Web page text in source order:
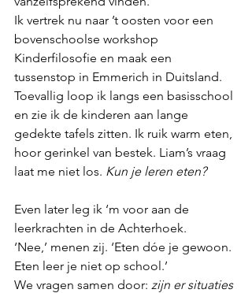
Ik vertrek nu naar ’t oosten voor een
bovenschoolse workshop
Kinderfilosofie en maak een
tussenstop in Emmerich in Duitsland.
Toevallig loop ik langs een basisschool
en zie ik de kinderen aan lange
gedekte tafels zitten. Ik ruik warm eten,
hoor gerinkel van bestek. Liam’s vraag
laat me niet los. Kun je leren eten?
Even later leg ik ‘m voor aan de
leerkrachten in de Achterhoek.
‘Nee,’ menen zij. ‘Eten dóe je gewoon.
Eten leer je niet op school.’
We vragen samen door: zijn er situaties